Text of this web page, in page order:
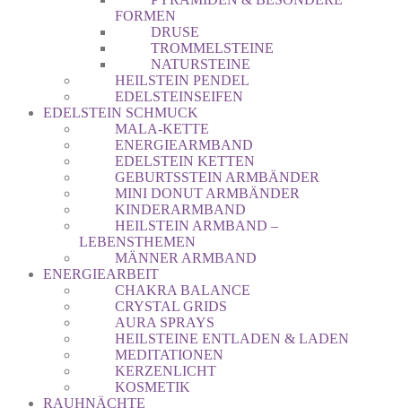
FORMEN
DRUSE
TROMMELSTEINE
NATURSTEINE
HEILSTEIN PENDEL
EDELSTEINSEIFEN
EDELSTEIN SCHMUCK
MALA-KETTE
ENERGIEARMBAND
EDELSTEIN KETTEN
GEBURTSSTEIN ARMBÄNDER
MINI DONUT ARMBÄNDER
KINDERARMBAND
HEILSTEIN ARMBAND –
LEBENSTHEMEN
MÄNNER ARMBAND
ENERGIEARBEIT
CHAKRA BALANCE
CRYSTAL GRIDS
AURA SPRAYS
HEILSTEINE ENTLADEN & LADEN
MEDITATIONEN
KERZENLICHT
KOSMETIK
RAUHNÄCHTE